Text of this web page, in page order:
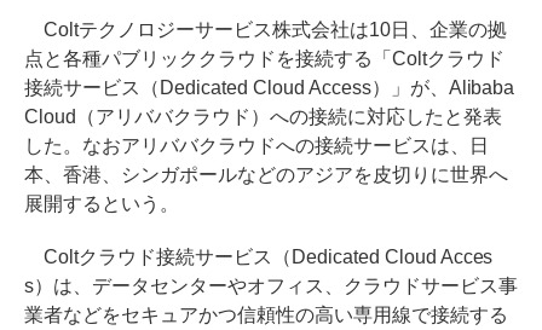
Coltテクノロジーサービス株式会社は10日、企業の拠
点と各種パブリッククラウドを接続する「Coltクラウド
接続サービス（Dedicated Cloud Access）」が、Alibaba
Cloud（アリババクラウド）への接続に対応したと発表
した。なおアリババクラウドへの接続サービスは、日
本、香港、シンガポールなどのアジアを皮切りに世界へ
展開するという。
Coltクラウド接続サービス（Dedicated Cloud Acces
s）は、データセンターやオフィス、クラウドサービス事
業者などをセキュアかつ信頼性の高い専用線で接続する